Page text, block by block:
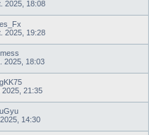
2025, 18:08
2025, 19:28
2025, 18:03
2025, 21:35
14:30